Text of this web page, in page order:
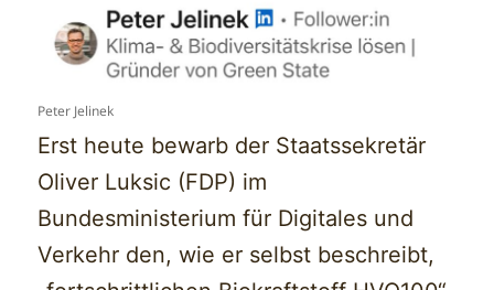
Peter Jelinek
Erst heute bewarb der Staatssekretär
Oliver Luksic (FDP) im
Bundesministerium für Digitales und
Verkehr den, wie er selbst beschreibt,